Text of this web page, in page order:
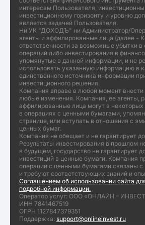
интересам Пользователя,
инвестиционному горизонту и уровню
является задачей Пользователя.
Ни УК "ДОХОДЪ" ни Администратор/
агенты и аффилированные лица (далее -
ответственности за возможные убытки
операций либо инвестирования в
упомянутые в данной информации, и не
использовать указанную информацию в
единственного источника информации
инвестиционного решения.
Компания вправе в любой момент
любые изменения. Компания, ее агенты,
аффилированные лица могут в некоторых
в операциях с ценными бумагами,
странице, или вступать в отношения с
ценных бумаг.
Компания не обещает и не гарантирует
Результаты инвестирования в прошлом
в будущем, государство не гарантирует
инвестиций в ценные бумаги. Компания
операции с ценными бумагами связаны
и требуют соответствующих знаний и
Соглашением об использовании сайта
подробной информации.
Оператор услуг: ООО «ОНЛАЙН –
ИНН 7841467519
ОГРН 1127847379351
Поддержка: support@onlineinvest.ru